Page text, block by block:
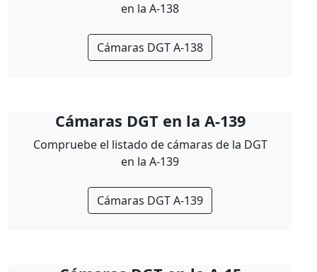
en la A-138
Cámaras DGT A-138
Cámaras DGT en la A-139
Compruebe el listado de cámaras de la DGT
en la A-139
Cámaras DGT A-139